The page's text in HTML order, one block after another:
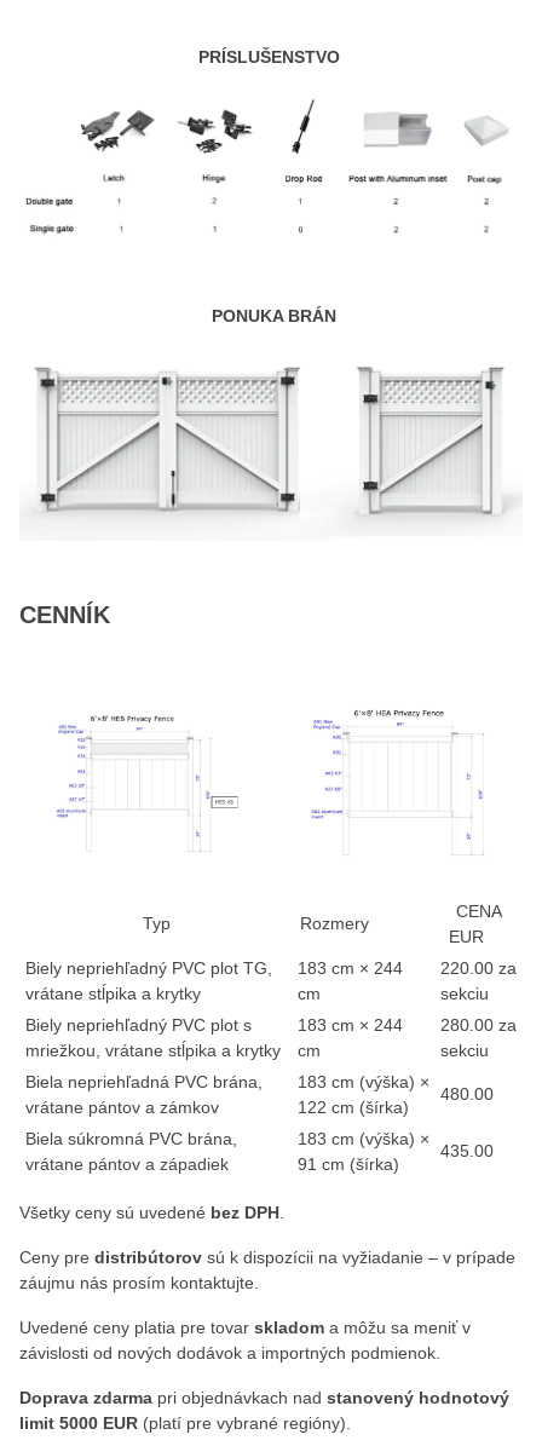
PRÍSLUŠENSTVO
PONUKA BRÁN
CENNÍK
Typ Rozmery
CENA
EUR
Biely nepriehľadný PVC plot TG,
vrátane stĺpika a krytky
183 cm × 244
cm
220.00 za
sekciu
Biely nepriehľadný PVC plot s
mriežkou, vrátane stĺpika a krytky
183 cm × 244
cm
280.00 za
sekciu
Biela nepriehľadná PVC brána,
vrátane pántov a zámkov
183 cm (výška) ×
122 cm (šírka)
480.00
Biela súkromná PVC brána,
vrátane pántov a západiek
183 cm (výška) ×
91 cm (šírka)
435.00
Všetky ceny sú uvedené bez DPH
Ceny pre distribútorov sú k dispozícii na vyžiadanie – v prípade
záujmu nás prosím kontaktujte.
Uvedené ceny platia pre tovar skladom a môžu sa meniť v
závislosti od nových dodávok a importných podmienok.
Doprava zdarma pri objednávkach nad stanovený hodnotový
limit 5000 EUR (platí pre vybrané regióny).